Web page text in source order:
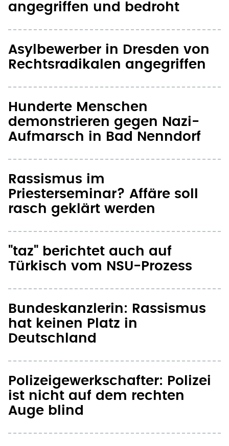
angegriffen und bedroht
Asylbewerber in Dresden von
Rechtsradikalen angegriffen
Hunderte Menschen
demonstrieren gegen Nazi-
Aufmarsch in Bad Nenndorf
Rassismus im
Priesterseminar? Affäre soll
rasch geklärt werden
"taz" berichtet auch auf
Türkisch vom NSU-Prozess
Bundeskanzlerin: Rassismus
hat keinen Platz in
Deutschland
Polizeigewerkschafter: Polizei
ist nicht auf dem rechten
Auge blind